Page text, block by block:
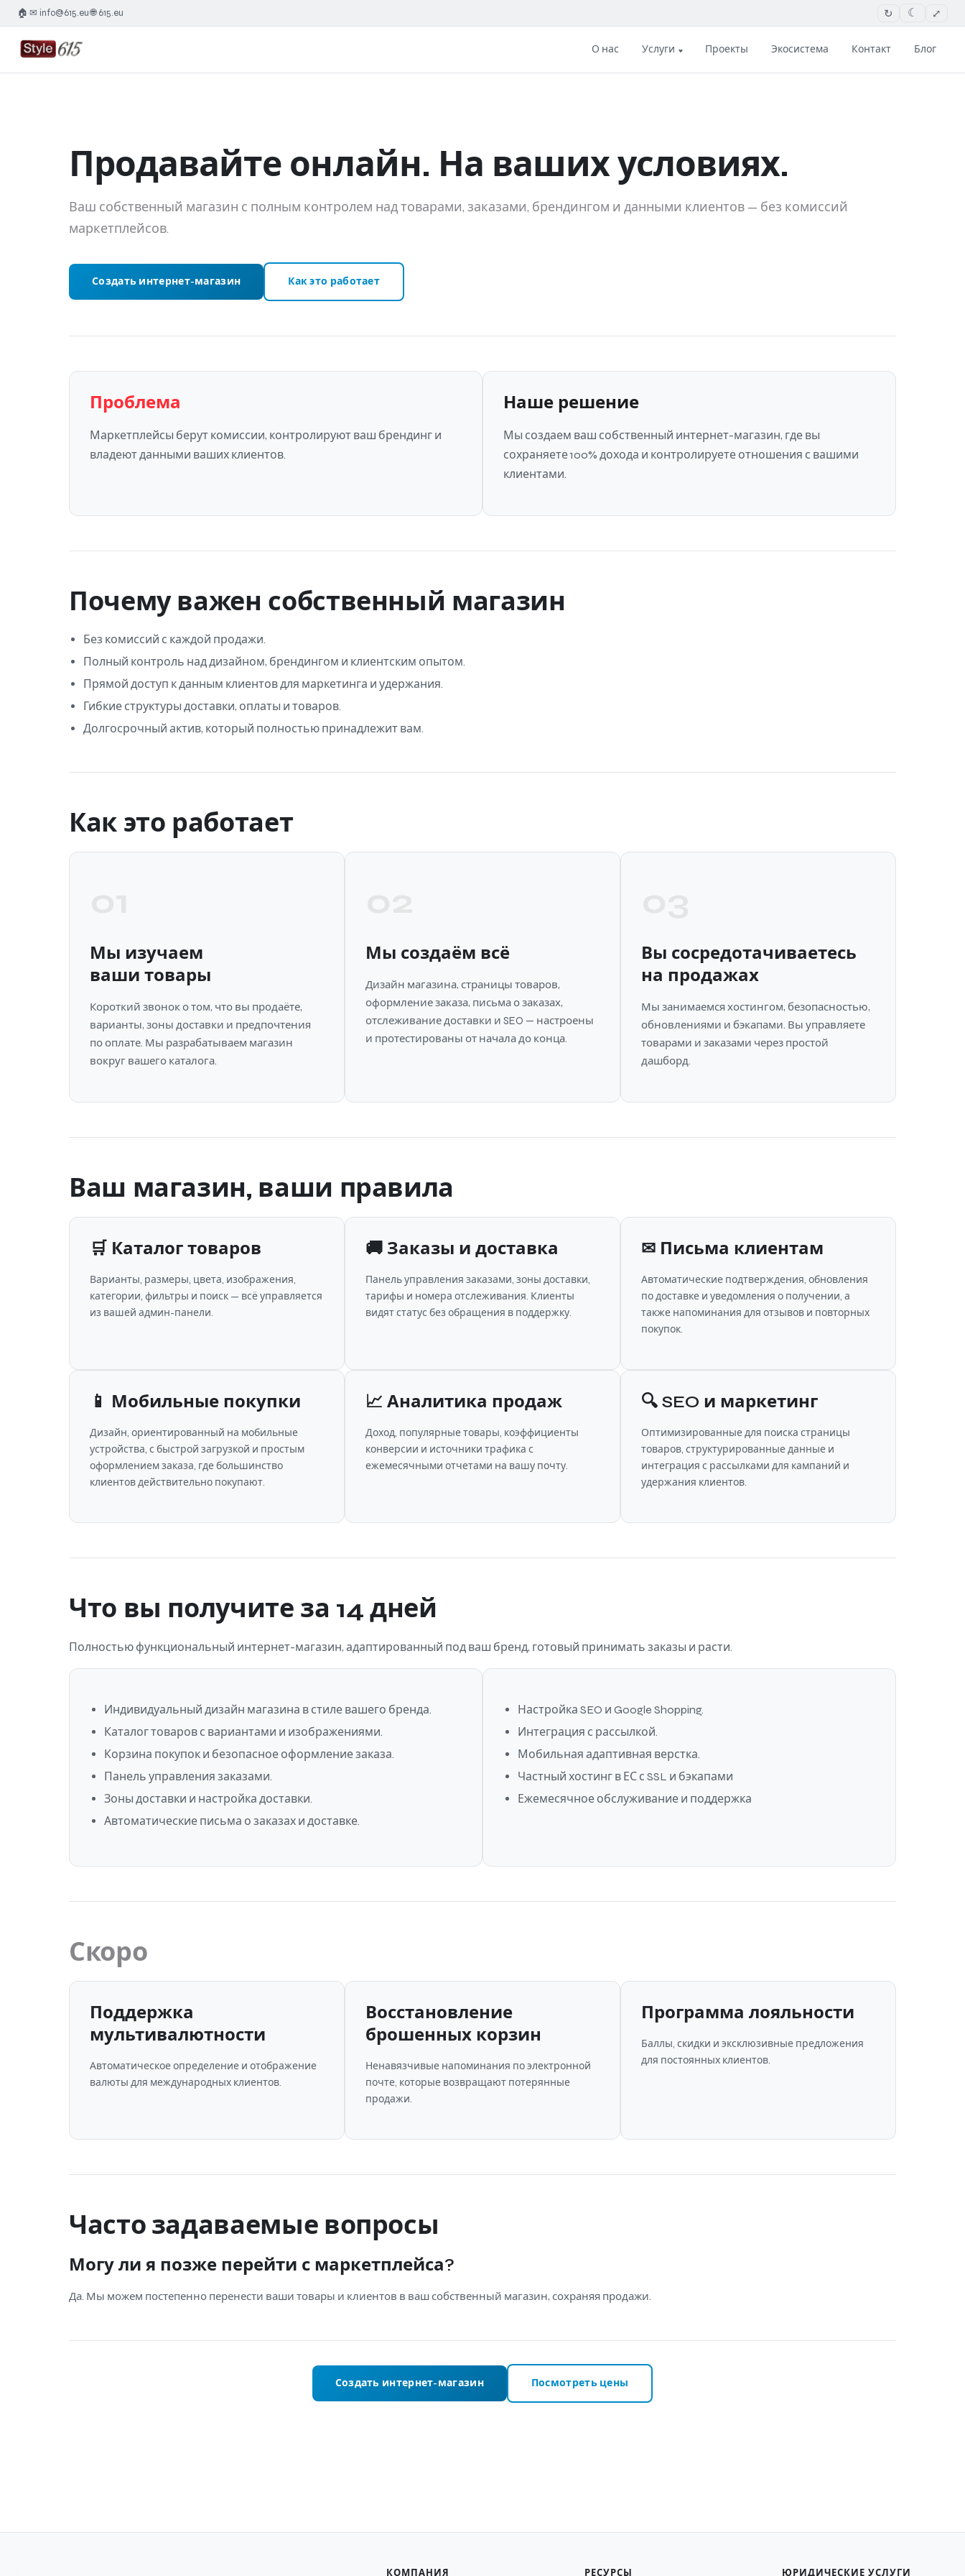
🏠·✉ info@615.eu·🌐 615.eu ↻ ☾ ⤢
О нас Услуги Проекты Экосистема Контакт Блог
Продавайте онлайн. На ваших условиях.
Ваш собственный магазин с полным контролем над товарами, заказами, брендингом и данными клиентов — без комиссий
маркетплейсов.
Создать интернет-магазин Как это работает
Проблема
Маркетплейсы берут комиссии, контролируют ваш брендинг и
владеют данными ваших клиентов.
Наше решение
Мы создаем ваш собственный интернет-магазин, где вы
сохраняете 100% дохода и контролируете отношения с вашими
клиентами.
Почему важен собственный магазин
Без комиссий с каждой продажи.
Полный контроль над дизайном, брендингом и клиентским опытом.
Прямой доступ к данным клиентов для маркетинга и удержания.
Гибкие структуры доставки, оплаты и товаров.
Долгосрочный актив, который полностью принадлежит вам.
Как это работает
Мы изучаем
ваши товары
Короткий звонок о том, что вы продаёте,
варианты, зоны доставки и предпочтения
по оплате. Мы разрабатываем магазин
вокруг вашего каталога.
Мы создаём всё
Дизайн магазина, страницы товаров,
оформление заказа, письма о заказах,
отслеживание доставки и SEO — настроены
и протестированы от начала до конца.
Вы сосредотачиваетесь
на продажах
Мы занимаемся хостингом, безопасностью,
обновлениями и бэкапами. Вы управляете
товарами и заказами через простой
дашборд.
Ваш магазин, ваши правила
🛒 Каталог товаров
Варианты, размеры, цвета, изображения,
категории, фильтры и поиск — всё управляется
из вашей админ-панели.
🚚 Заказы и доставка
Панель управления заказами, зоны доставки,
тарифы и номера отслеживания. Клиенты
видят статус без обращения в поддержку.
✉ Письма клиентам
Автоматические подтверждения, обновления
по доставке и уведомления о получении, а
также напоминания для отзывов и повторных
покупок.
📱 Мобильные покупки
Дизайн, ориентированный на мобильные
устройства, с быстрой загрузкой и простым
оформлением заказа, где большинство
клиентов действительно покупают.
📈 Аналитика продаж
Доход, популярные товары, коэффициенты
конверсии и источники трафика с
ежемесячными отчетами на вашу почту.
🔍 SEO и маркетинг
Оптимизированные для поиска страницы
товаров, структурированные данные и
интеграция с рассылками для кампаний и
удержания клиентов.
Что вы получите за 14 дней
Полностью функциональный интернет-магазин, адаптированный под ваш бренд, готовый принимать заказы и расти.
Индивидуальный дизайн магазина в стиле вашего бренда.
Каталог товаров с вариантами и изображениями.
Корзина покупок и безопасное оформление заказа.
Панель управления заказами.
Зоны доставки и настройка доставки.
Автоматические письма о заказах и доставке.
Настройка SEO и Google Shopping.
Интеграция с рассылкой.
Мобильная адаптивная верстка.
Частный хостинг в ЕС с SSL и бэкапами
Ежемесячное обслуживание и поддержка
Скоро
Поддержка
мультивалютности
Автоматическое определение и отображение
валюты для международных клиентов.
Восстановление
брошенных корзин
Ненавязчивые напоминания по электронной
почте, которые возвращают потерянные
продажи.
Программа лояльности
Баллы, скидки и эксклюзивные предложения
для постоянных клиентов.
Часто задаваемые вопросы
Могу ли я позже перейти с маркетплейса?
Да. Мы можем постепенно перенести ваши товары и клиентов в ваш собственный магазин, сохраняя продажи.
Создать интернет-магазин Посмотреть цены
КОМПАНИЯ РЕСУРСЫ ЮРИДИЧЕСКИЕ УСЛУГИ